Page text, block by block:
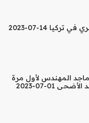
14-07-2023
المهندس لأول مرة
01-07-2023